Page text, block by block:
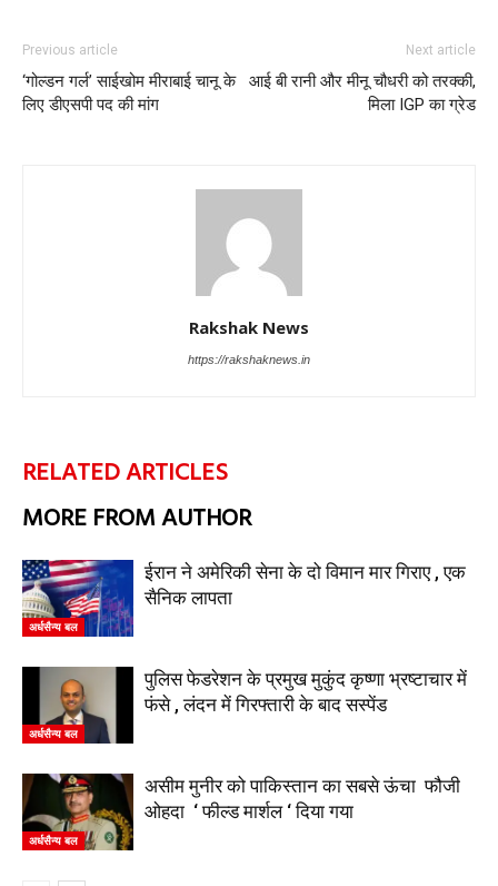
Previous article
‘गोल्डन गर्ल’ साईखोम मीराबाई चानू के
लिए डीएसपी पद की मांग
Next article
आई बी रानी और मीनू चौधरी को तरक्की,
मिला IGP का ग्रेड
Rakshak News
https://rakshaknews.in
RELATED ARTICLES
MORE FROM AUTHOR
अर्धसैन्य बल
ईरान ने अमेरिकी सेना के दो विमान मार गिराए , एक
सैनिक लापता
अर्धसैन्य बल
पुलिस फेडरेशन के प्रमुख मुकुंद कृष्णा भ्रष्टाचार में
फंसे , लंदन में गिरफ्तारी के बाद सस्पेंड
अर्धसैन्य बल
असीम मुनीर को पाकिस्तान का सबसे ऊंचा फौजी
ओहदा ‘ फील्ड मार्शल ‘ दिया गया